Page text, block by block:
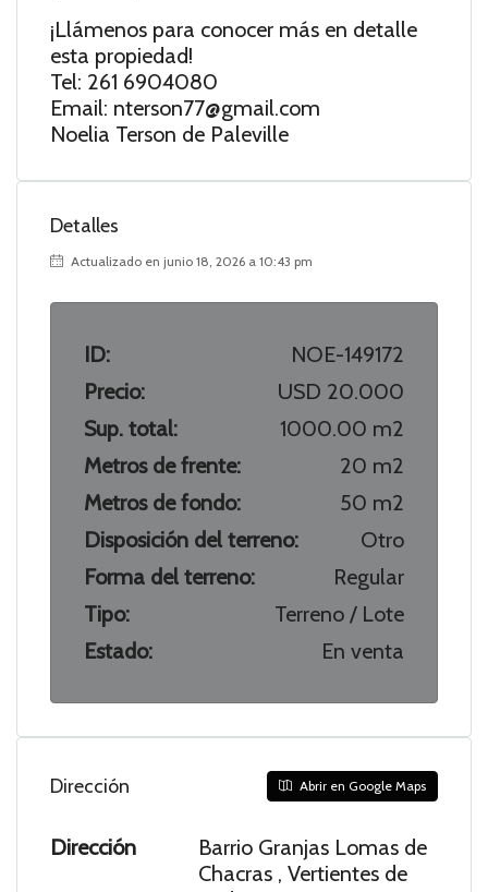
¡Llámenos para conocer más en detalle
esta propiedad!
Tel: 261 6904080
Email: nterson77@gmail.com
Noelia Terson de Paleville
Detalles
Actualizado en junio 18, 2026 a 10:43 pm
ID:
NOE-149172
Precio:
USD 20.000
Sup. total:
1000.00 m2
Metros de frente:
20 m2
Metros de fondo:
50 m2
Disposición del terreno:
Otro
Forma del terreno:
Regular
Tipo:
Terreno / Lote
Estado:
En venta
Dirección Abrir en Google Maps
Dirección
Barrio Granjas Lomas de
Chacras , Vertientes de